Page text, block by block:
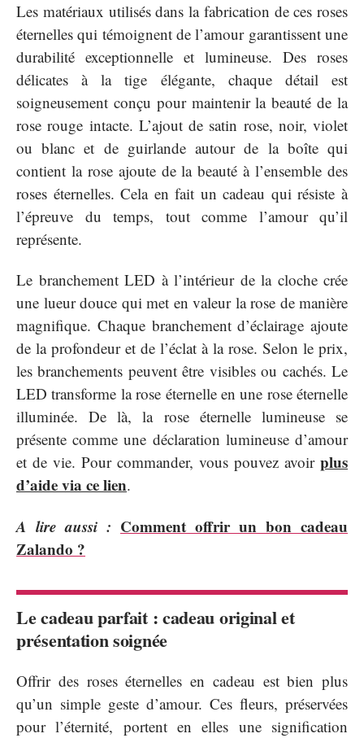
Les matériaux utilisés dans la fabrication de ces roses
éternelles qui témoignent de l’amour garantissent une
durabilité exceptionnelle et lumineuse. Des roses
délicates à la tige élégante, chaque détail est
soigneusement conçu pour maintenir la beauté de la
rose rouge intacte. L’ajout de satin rose, noir, violet
ou blanc et de guirlande autour de la boîte qui
contient la rose ajoute de la beauté à l’ensemble des
roses éternelles. Cela en fait un cadeau qui résiste à
l’épreuve du temps, tout comme l’amour qu’il
représente.
Le branchement LED à l’intérieur de la cloche crée
une lueur douce qui met en valeur la rose de manière
magnifique. Chaque branchement d’éclairage ajoute
de la profondeur et de l’éclat à la rose. Selon le prix,
les branchements peuvent être visibles ou cachés. Le
LED transforme la rose éternelle en une rose éternelle
illuminée. De là, la rose éternelle lumineuse se
présente comme une déclaration lumineuse d’amour
et de vie. Pour commander, vous pouvez avoir plus
d’aide via ce lien.
A lire aussi : Comment offrir un bon cadeau
Zalando ?
Le cadeau parfait : cadeau original et
présentation soignée
Offrir des roses éternelles en cadeau est bien plus
qu’un simple geste d’amour. Ces fleurs, préservées
pour l’éternité, portent en elles une signification